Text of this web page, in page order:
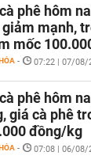
phê hôm
mạnh,
mốc
- 07:22 | 07/08/
phê hôm
giá cà phê
đồng/kg
- 07:08 | 06/08/